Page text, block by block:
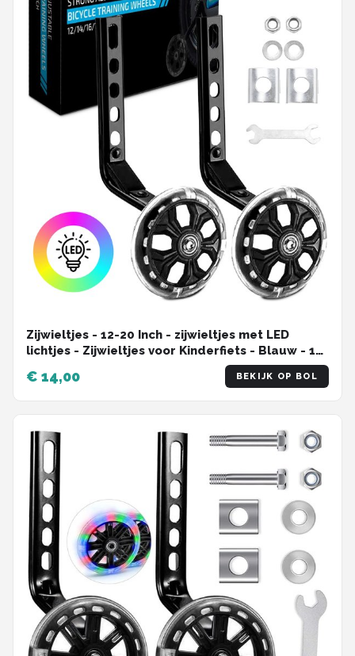
Zijwieltjes - 12-20 Inch - zijwieltjes met LED
lichtjes - Zijwieltjes voor Kinderfiets - Blauw - 12
inch/14 inch/16 inch/18 inch/20 inch - Zijwielen
- Kinderfietsaccessoires
€ 14,00 BEKIJK OP BOL